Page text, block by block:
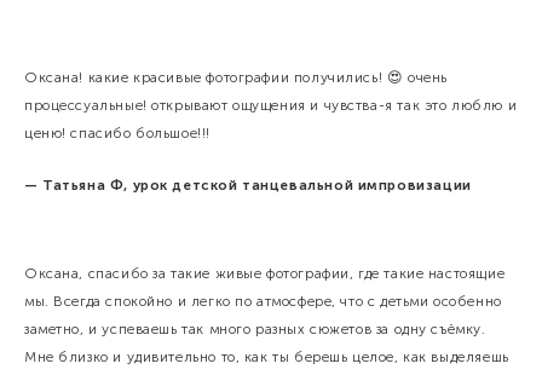
Оксана! какие красивые фотографии получились! 😍 очень
процессуальные! открывают ощущения и чувства-я так это люблю и
ценю! спасибо большое!!!
— Татьяна Ф, урок детской танцевальной импровизации
Оксана, спасибо за такие живые фотографии, где такие настоящие
мы. Всегда спокойно и легко по атмосфере, что с детьми особенно
заметно, и успеваешь так много разных сюжетов за одну съёмку.
Мне близко и удивительно то, как ты берешь целое, как выделяешь